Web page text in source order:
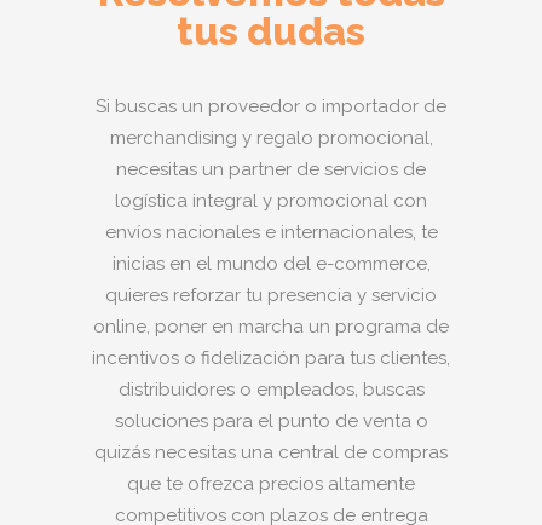
tus dudas
Si buscas un proveedor o importador de
merchandising y regalo promocional,
necesitas un partner de servicios de
logística integral y promocional con
envíos nacionales e internacionales, te
inicias en el mundo del e-commerce,
quieres reforzar tu presencia y servicio
online, poner en marcha un programa de
incentivos o fidelización para tus clientes,
distribuidores o empleados, buscas
soluciones para el punto de venta o
quizás necesitas una central de compras
que te ofrezca precios altamente
competitivos con plazos de entrega